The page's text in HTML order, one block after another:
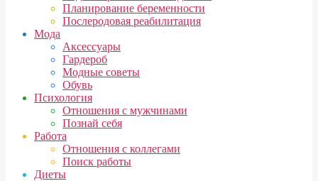
Планирование беременности
Послеродовая реабилитация
Мода
Аксессуары
Гардероб
Модные советы
Обувь
Психология
Отношения с мужчинами
Познай себя
Работа
Отношения с коллегами
Поиск работы
Диеты